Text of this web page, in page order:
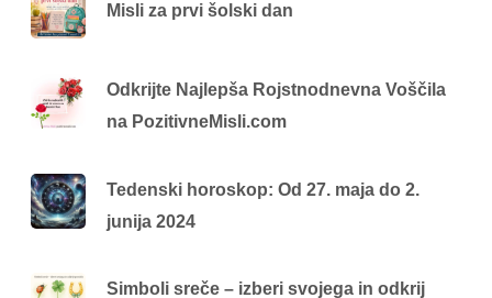
Misli za prvi šolski dan
Odkrijte Najlepša Rojstnodnevna Voščila
na PozitivneMisli.com
Tedenski horoskop: Od 27. maja do 2.
junija 2024
Simboli sreče – izberi svojega in odkrij